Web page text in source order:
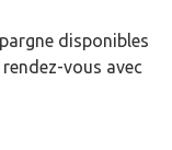
disponibles
vous avec